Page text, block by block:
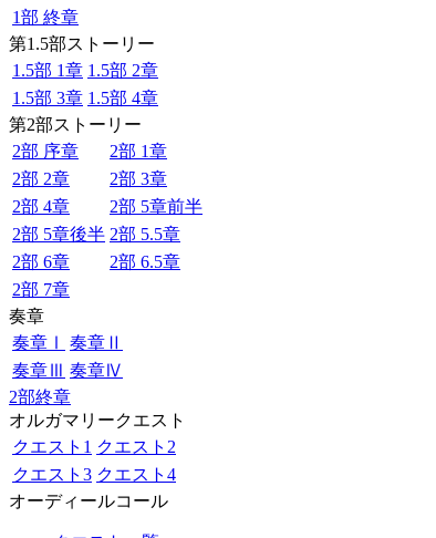
1部 終章
第1.5部ストーリー
1.5部 1章 1.5部 2章
1.5部 3章 1.5部 4章
第2部ストーリー
2部 序章
2部 1章
2部 2章
2部 3章
2部 4章
2部 5章前半
2部 5章後半 2部 5.5章
2部 6章
2部 6.5章
2部 7章
奏章
奏章Ⅰ
奏章Ⅱ
奏章Ⅲ 奏章Ⅳ
2部終章
オルガマリークエスト
クエスト1 クエスト2
クエスト3 クエスト4
オーディールコール